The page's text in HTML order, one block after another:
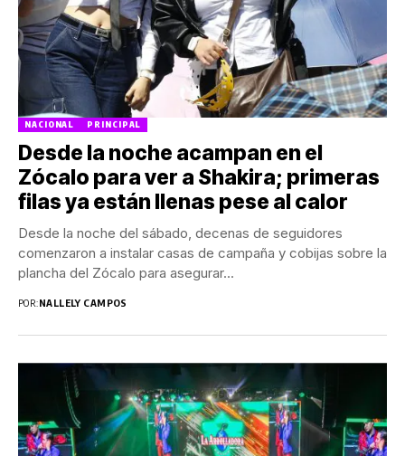
NACIONAL PRINCIPAL
Desde la noche acampan en el
Zócalo para ver a Shakira; primeras
filas ya están llenas pese al calor
Desde la noche del sábado, decenas de seguidores
comenzaron a instalar casas de campaña y cobijas sobre la
plancha del Zócalo para asegurar...
POR:NALLELY CAMPOS